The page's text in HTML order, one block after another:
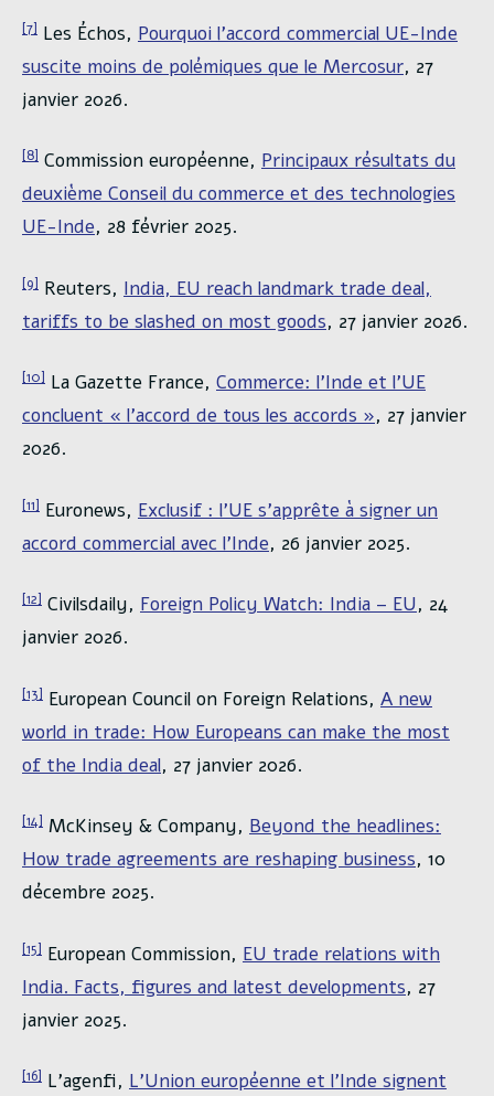
[7] Les Échos, Pourquoi l’accord commercial UE-Inde
suscite moins de polémiques que le Mercosur, 27
janvier 2026.
[8] Commission européenne, Principaux résultats du
deuxième Conseil du commerce et des technologies
UE-Inde, 28 février 2025.
[9] Reuters, India, EU reach landmark trade deal,
tariffs to be slashed on most goods, 27 janvier 2026.
[10] La Gazette France, Commerce: l’Inde et l’UE
concluent « l’accord de tous les accords », 27 janvier
2026.
[11] Euronews, Exclusif : l’UE s’apprête à signer un
accord commercial avec l’Inde, 26 janvier 2025.
[12] Civilsdaily, Foreign Policy Watch: India – EU, 24
janvier 2026.
[13] European Council on Foreign Relations, A new
world in trade: How Europeans can make the most
of the India deal, 27 janvier 2026.
[14] McKinsey & Company, Beyond the headlines:
How trade agreements are reshaping business, 10
décembre 2025.
[15] European Commission, EU trade relations with
India. Facts, figures and latest developments, 27
janvier 2025.
[16] L’agenfi, L’Union européenne et l’Inde signent